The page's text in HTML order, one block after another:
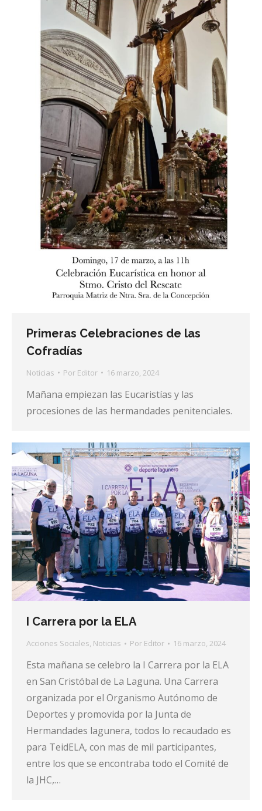
Primeras Celebraciones de las
Cofradías
Noticias Por Editor 16 marzo, 2024
Mañana empiezan las Eucaristías y las
procesiones de las hermandades penitenciales.
I Carrera por la ELA
Acciones Sociales, Noticias Por Editor 16 marzo, 2024
Esta mañana se celebro la I Carrera por la ELA
en San Cristóbal de La Laguna. Una Carrera
organizada por el Organismo Autónomo de
Deportes y promovida por la Junta de
Hermandades lagunera, todos lo recaudado es
para TeidELA, con mas de mil participantes,
entre los que se encontraba todo el Comité de
la JHC,…